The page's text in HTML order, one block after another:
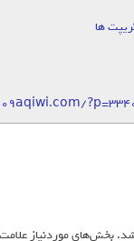
ها
بخش‌های موردنیاز